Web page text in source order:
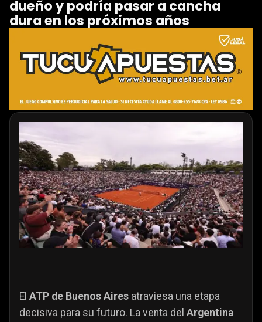
dueño y podría pasar a cancha
dura en los próximos años
El ATP de Buenos Aires atraviesa una etapa
decisiva para su futuro. La venta del Argentina